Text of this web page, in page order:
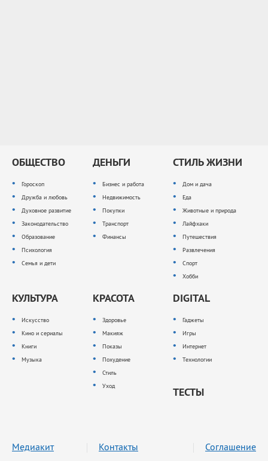
ОБЩЕСТВО
Гороскоп
Дружба и любовь
Духовное развитие
Законодательство
Образование
Психология
Семья и дети
ДЕНЬГИ
Бизнес и работа
Недвижимость
Покупки
Транспорт
Финансы
СТИЛЬ ЖИЗНИ
Дом и дача
Еда
Животные и природа
Лайфхаки
Путешествия
Развлечения
Спорт
Хобби
КУЛЬТУРА
Искусство
Кино и сериалы
Книги
Музыка
КРАСОТА
Здоровье
Макияж
Показы
Похудение
Стиль
Уход
DIGITAL
Гаджеты
Игры
Интернет
Технологии
ТЕСТЫ
Медиакит Контакты Соглашение